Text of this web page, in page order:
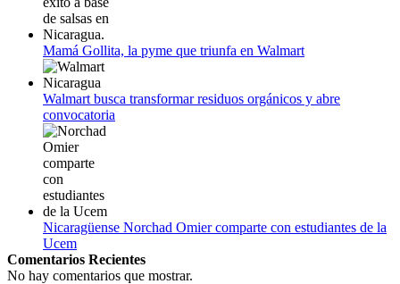
Mamá Gollita, la pyme que triunfa en Walmart
Walmart busca transformar residuos orgánicos y abre
convocatoria
Nicaragüense Norchad Omier comparte con estudiantes de la
Ucem
Comentarios Recientes
No hay comentarios que mostrar.